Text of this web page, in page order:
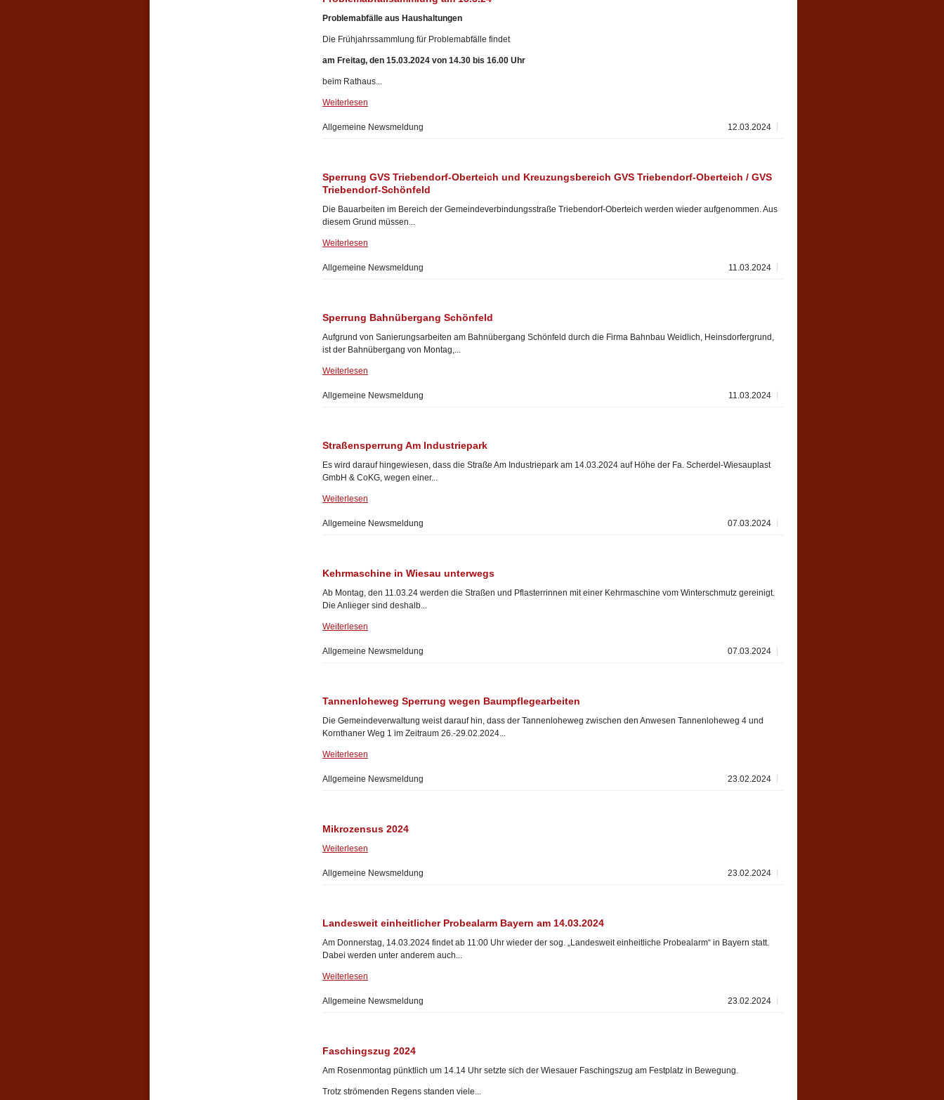
Problemabfälle aus Haushaltungen
Die Frühjahrssammlung für Problemabfälle findet
am Freitag, den 15.03.2024 von 14.30 bis 16.00 Uhr
beim Rathaus...
Weiterlesen
12.03.2024
Allgemeine Newsmeldung
Sperrung GVS Triebendorf-Oberteich und Kreuzungsbereich GVS Triebendorf-Oberteich / GVS
Triebendorf-Schönfeld
Die Bauarbeiten im Bereich der Gemeindeverbindungsstraße Triebendorf-Oberteich werden wieder aufgenommen. Aus
diesem Grund müssen...
Weiterlesen
11.03.2024
Allgemeine Newsmeldung
Sperrung Bahnübergang Schönfeld
Aufgrund von Sanierungsarbeiten am Bahnübergang Schönfeld durch die Firma Bahnbau Weidlich, Heinsdorfergrund,
ist der Bahnübergang von Montag,...
Weiterlesen
11.03.2024
Allgemeine Newsmeldung
Straßensperrung Am Industriepark
Es wird darauf hingewiesen, dass die Straße Am Industriepark am 14.03.2024 auf Höhe der Fa. Scherdel-Wiesauplast
GmbH & CoKG, wegen einer...
Weiterlesen
07.03.2024
Allgemeine Newsmeldung
Kehrmaschine in Wiesau unterwegs
Ab Montag, den 11.03.24 werden die Straßen und Pflasterrinnen mit einer Kehrmaschine vom Winterschmutz gereinigt.
Die Anlieger sind deshalb...
Weiterlesen
07.03.2024
Allgemeine Newsmeldung
Tannenloheweg Sperrung wegen Baumpflegearbeiten
Die Gemeindeverwaltung weist darauf hin, dass der Tannenloheweg zwischen den Anwesen Tannenloheweg 4 und
Kornthaner Weg 1 im Zeitraum 26.-29.02.2024...
Weiterlesen
23.02.2024
Allgemeine Newsmeldung
Mikrozensus 2024
Weiterlesen
23.02.2024
Allgemeine Newsmeldung
Landesweit einheitlicher Probealarm Bayern am 14.03.2024
Am Donnerstag, 14.03.2024 findet ab 11:00 Uhr wieder der sog. „Landesweit einheitliche Probealarm“ in Bayern statt.
Dabei werden unter anderem auch...
Weiterlesen
23.02.2024
Allgemeine Newsmeldung
Faschingszug 2024
Am Rosenmontag pünktlich um 14.14 Uhr setzte sich der Wiesauer Faschingszug am Festplatz in Bewegung.
Trotz strömenden Regens standen viele...